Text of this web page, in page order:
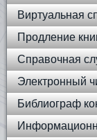
Виртуальная
Продление
Справочная
Электронный
Библиограф